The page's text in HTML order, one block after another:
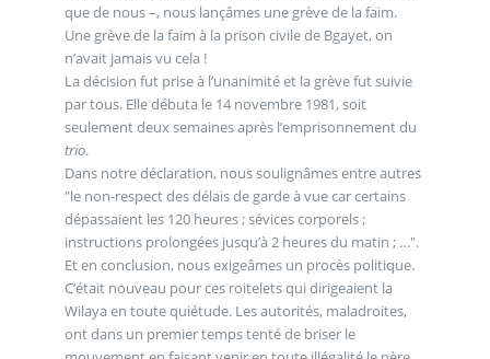
que de nous –, nous lançâmes une grève de la faim.
Une grève de la faim à la prison civile de Bgayet, on
n’avait jamais vu cela !
La décision fut prise à l’unanimité et la grève fut suivie
par tous. Elle débuta le 14 novembre 1981, soit
seulement deux semaines après l’emprisonnement du
trio.
Dans notre déclaration, nous soulignâmes entre autres
"le non-respect des délais de garde à vue car certains
dépassaient les 120 heures ; sévices corporels ;
instructions prolongées jusqu’à 2 heures du matin ; …".
Et en conclusion, nous exigeâmes un procès politique.
C’était nouveau pour ces roitelets qui dirigeaient la
Wilaya en toute quiétude. Les autorités, maladroites,
ont dans un premier temps tenté de briser le